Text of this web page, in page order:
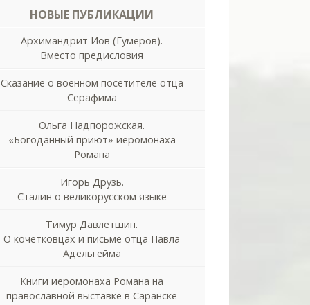
НОВЫЕ ПУБЛИКАЦИИ
Архимандрит Иов (Гумеров).
Вместо предисловия
Сказание о военном посетителе отца
Серафима
Ольга Надпорожская.
«Богоданный приют» иеромонаха
Романа
Игорь Друзь.
Сталин о великорусском языке
Тимур Давлетшин.
О кочетковцах и письме отца Павла
Адельгейма
Книги иеромонаха Романа на
православной выставке в Саранске